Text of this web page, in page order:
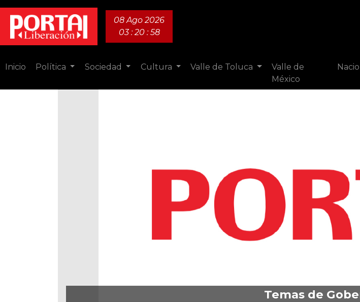
08 Ago 2026
03 : 20 : 59
Inicio Política Sociedad Cultura Valle de Toluca
Valle de
México
Temas de